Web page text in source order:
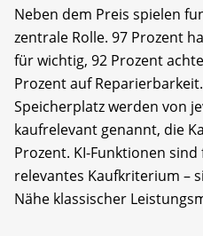
Neben dem Preis spielen
zentrale Rolle. 97 Prozent
für wichtig, 92 Prozent
Prozent auf
Speicherplatz werden von
kaufrelevant genannt, die
Prozent. KI-Funktionen
relevantes Kaufkriterium –
Nähe klassischer